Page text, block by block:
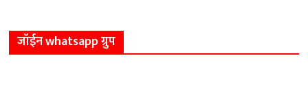
जॉईन whatsapp ग्रुप